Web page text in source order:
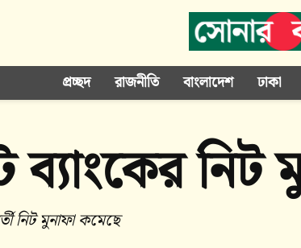
প্রচ্ছদ রাজনীতি বাংলাদেশ ঢাকা
ব্যাংকের নিট
নিট মুনাফা কমেছে